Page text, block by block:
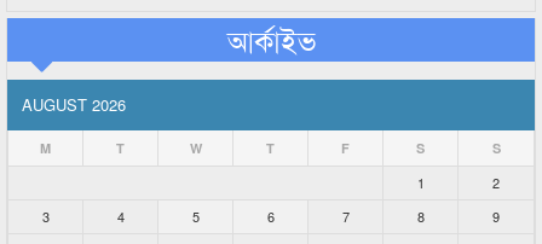
আর্কাইভ
AUGUST 2026
M T W T F S S
1
2
3
4 5 6 7 8
9